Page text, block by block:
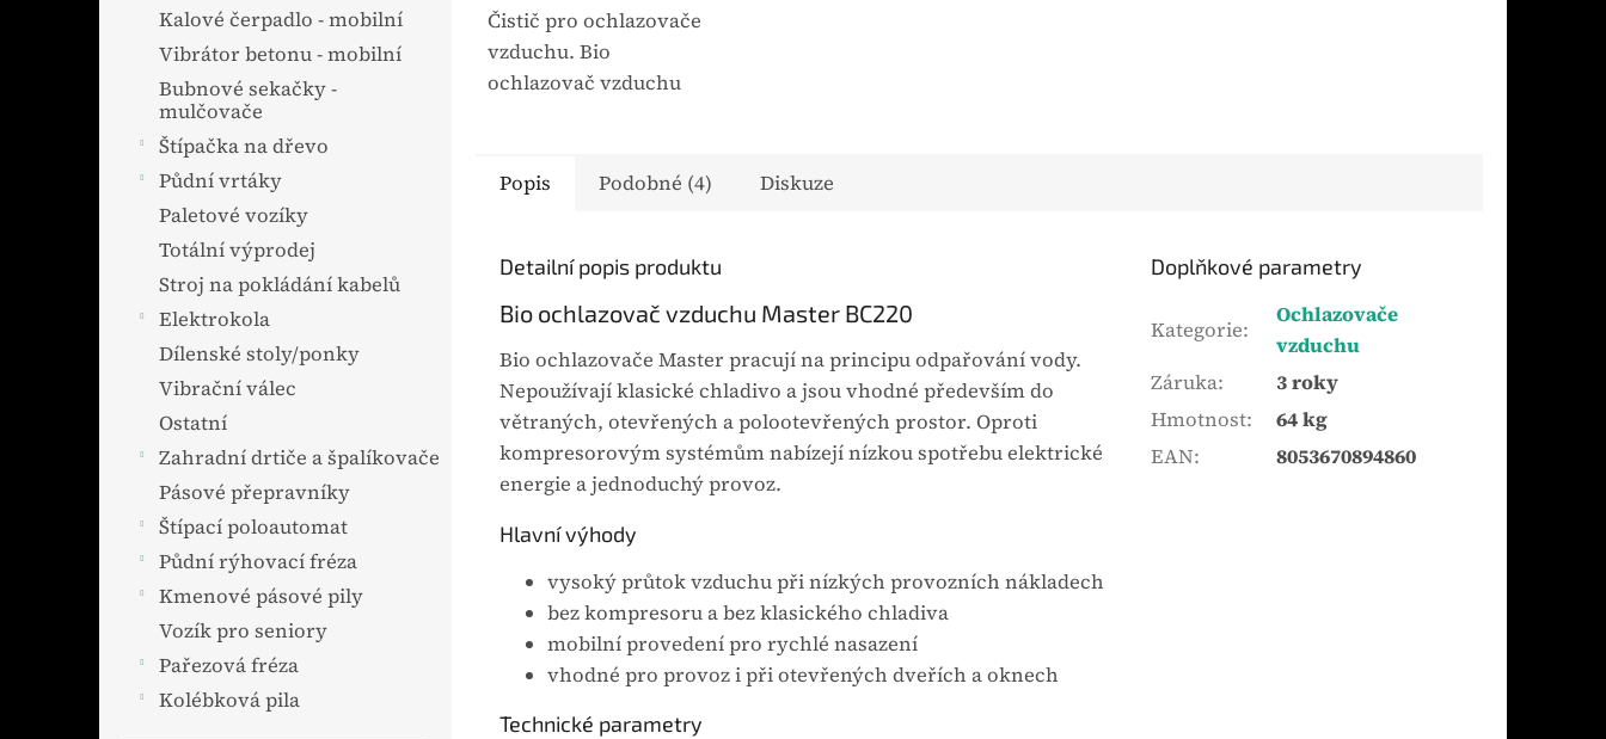
Kalové čerpadlo - mobilní
Vibrátor betonu - mobilní
Bubnové sekačky -
mulčovače
Štípačka na dřevo
Půdní vrtáky
Paletové vozíky
Totální výprodej
Stroj na pokládání kabelů
Elektrokola
Dílenské stoly/ponky
Vibrační válec
Ostatní
Zahradní drtiče a špalíkovače
Pásové přepravníky
Štípací poloautomat
Půdní rýhovací fréza
Kmenové pásové pily
Vozík pro seniory
Pařezová fréza
Kolébková pila
Čistič pro ochlazovače
vzduchu. Bio
ochlazovač vzduchu
vody a nabízí
cirkulace vzduchu.
Výhodou je...
Popis Podobné (4) Diskuze
Detailní popis produktu
Bio ochlazovač vzduchu Master BC220
Bio ochlazovače Master pracují na principu odpařování vody.
Nepoužívají klasické chladivo a jsou vhodné především do
větraných, otevřených a polootevřených prostor. Oproti
kompresorovým systémům nabízejí nízkou spotřebu elektrické
energie a jednoduchý provoz.
Hlavní výhody
vysoký průtok vzduchu při nízkých provozních nákladech
bez kompresoru a bez klasického chladiva
mobilní provedení pro rychlé nasazení
vhodné pro provoz i při otevřených dveřích a oknech
Technické parametry
Doplňkové parametry
Kategorie:
Ochlazovače
vzduchu
Záruka:
3 roky
Hmotnost:
64 kg
EAN: 8053670894860